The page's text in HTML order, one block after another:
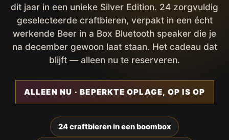
dit jaar in een unieke Silver Edition. 24 zorgvuldig
geselecteerde craftbieren, verpakt in een écht
werkende Beer in a Box Bluetooth speaker die je
na december gewoon laat staan. Het cadeau dat
blijft — alleen nu te reserveren.
ALLEEN NU · BEPERKTE OPLAGE, OP IS OP
24 craftbieren in een boombox